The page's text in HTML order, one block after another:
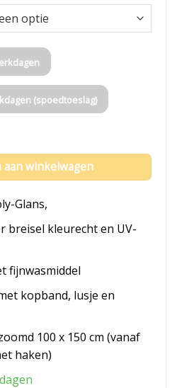
(spoedtoeslag)
aan winkelwagen
Glans,
breisel kleurecht en UV-
fijnwasmiddel
kopband, lusje en
100 x 150 cm (vanaf
haken)